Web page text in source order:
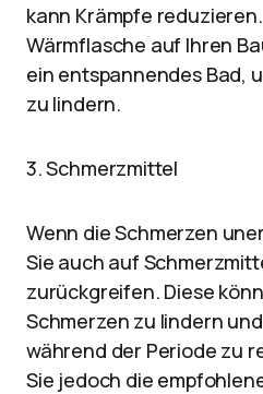
kann Krämpfe
Wärmflasche auf Ihren
ein entspannendes Bad,
zu lindern.
3. Schmerzmittel
Wenn die Schmerzen
Sie auch auf
zurückgreifen. Diese
Schmerzen zu lindern
während der Periode zu
Sie jedoch die